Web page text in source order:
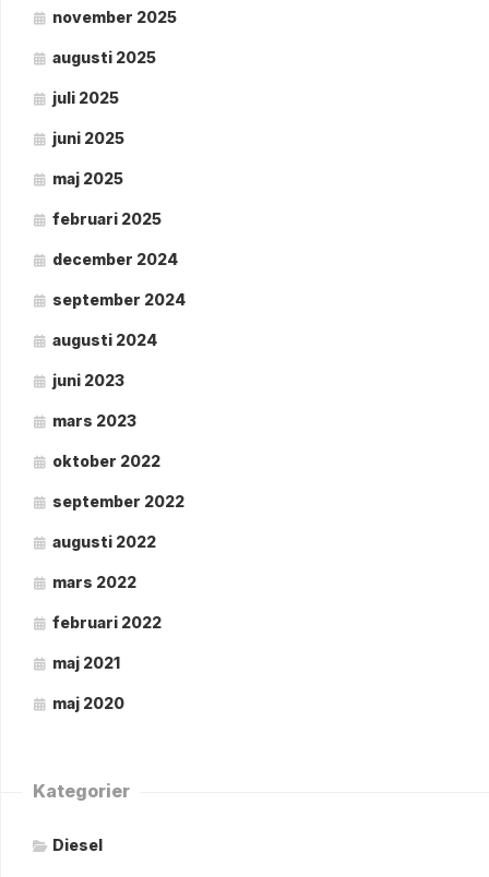
november 2025
augusti 2025
juli 2025
juni 2025
maj 2025
februari 2025
december 2024
september 2024
augusti 2024
juni 2023
mars 2023
oktober 2022
september 2022
augusti 2022
mars 2022
februari 2022
maj 2021
maj 2020
Kategorier
Diesel